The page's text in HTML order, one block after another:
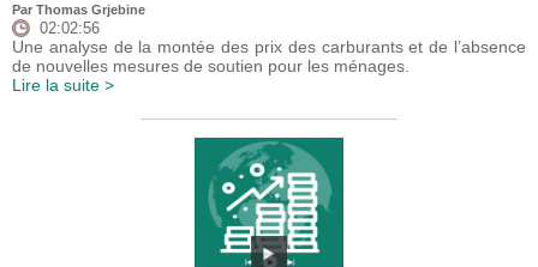
Par Thomas Grjebine
02:02:56
Une analyse de la montée des prix des carburants et de l’absence
de nouvelles mesures de soutien pour les ménages.
Lire la suite >